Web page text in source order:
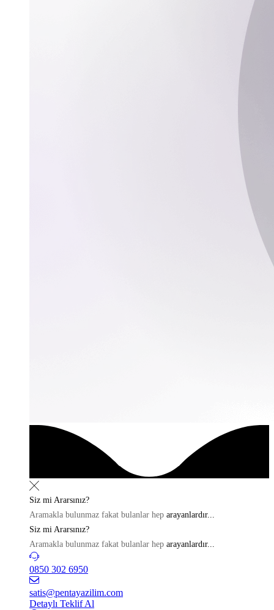
Siz mi Ararsınız?
Aramakla bulunmaz fakat bulanlar hep arayanlardır...
Siz mi Ararsınız?
Aramakla bulunmaz fakat bulanlar hep arayanlardır...
0850 302 6950
satis@pentayazilim.com
Detaylı Teklif Al